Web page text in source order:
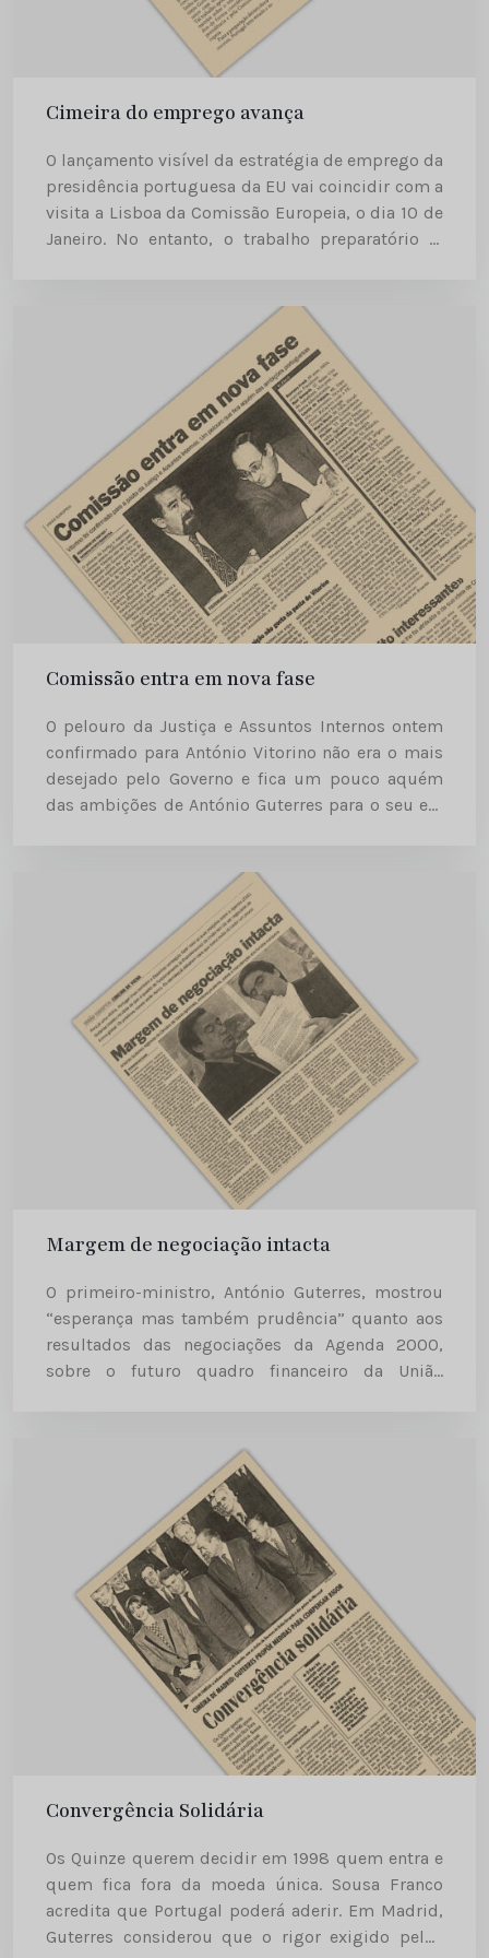
Cimeira do emprego avança
O lançamento visível da estratégia de emprego da
presidência portuguesa da EU vai coincidir com a
visita a Lisboa da Comissão Europeia, o dia 10 de
Janeiro. No entanto, o trabalho preparatório já
Comissão entra em nova fase
O pelouro da Justiça e Assuntos Internos ontem
confirmado para António Vitorino não era o mais
desejado pelo Governo e fica um pouco aquém
das ambições de António Guterres para o seu ex-
Margem de negociação intacta
O primeiro-ministro, António Guterres, mostrou
“esperança mas também prudência” quanto aos
resultados das negociações da Agenda 2000,
sobre o futuro quadro financeiro da União
Convergência Solidária
Os Quinze querem decidir em 1998 quem entra e
quem fica fora da moeda única. Sousa Franco
acredita que Portugal poderá aderir. Em Madrid,
Guterres considerou que o rigor exigido pelos